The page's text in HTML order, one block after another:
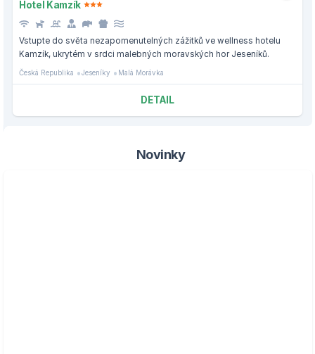
Hotel Kamzík
Vstupte do světa nezapomenutelných zážitků ve wellness hotelu
Kamzík, ukrytém v srdci malebných moravských hor Jeseníků.
Česká Republika Jeseníky Malá Morávka
DETAIL
Novinky